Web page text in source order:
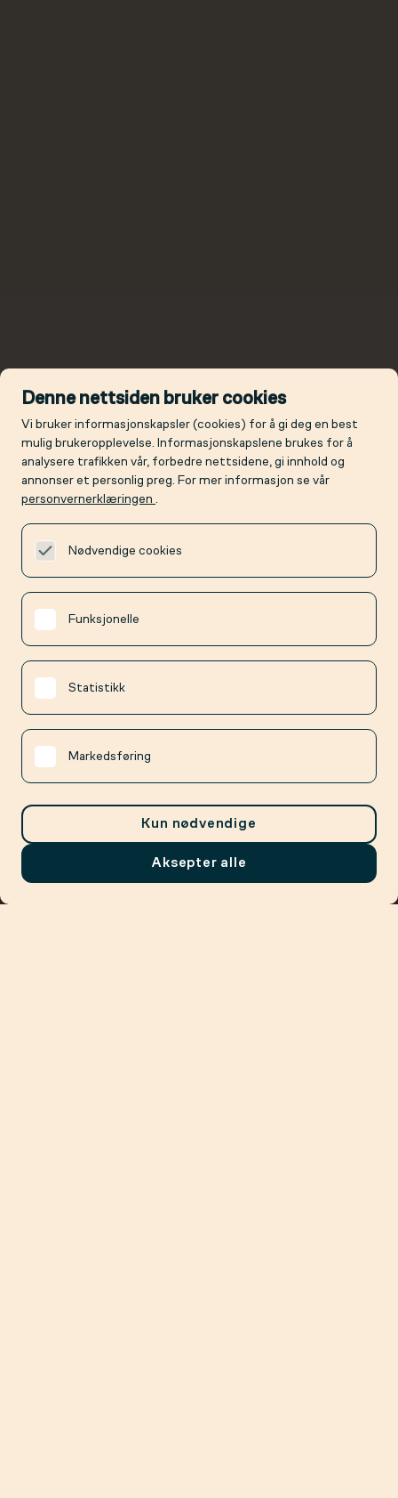
Meny
Denne nettsiden bruker cookies
Vi bruker informasjonskapsler (cookies) for å gi deg en best
mulig brukeropplevelse. Informasjonskapslene brukes for å
analysere trafikken vår, forbedre nettsidene, gi innhold og
annonser et personlig preg. For mer informasjon se vår
personvernerklæringen .
Nødvendige cookies
Funksjonelle
Statistikk
Markedsføring
Kun nødvendige
Aksepter alle